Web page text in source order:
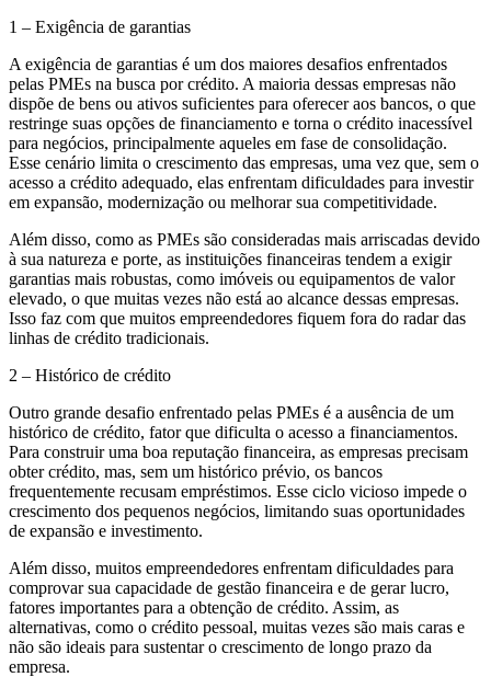
1 – Exigência de garantias
A exigência de garantias é um dos maiores desafios enfrentados
pelas PMEs na busca por crédito. A maioria dessas empresas não
dispõe de bens ou ativos suficientes para oferecer aos bancos, o que
restringe suas opções de financiamento e torna o crédito inacessível
para negócios, principalmente aqueles em fase de consolidação.
Esse cenário limita o crescimento das empresas, uma vez que, sem o
acesso a crédito adequado, elas enfrentam dificuldades para investir
em expansão, modernização ou melhorar sua competitividade.
Além disso, como as PMEs são consideradas mais arriscadas devido
à sua natureza e porte, as instituições financeiras tendem a exigir
garantias mais robustas, como imóveis ou equipamentos de valor
elevado, o que muitas vezes não está ao alcance dessas empresas.
Isso faz com que muitos empreendedores fiquem fora do radar das
linhas de crédito tradicionais.
2 – Histórico de crédito
Outro grande desafio enfrentado pelas PMEs é a ausência de um
histórico de crédito, fator que dificulta o acesso a financiamentos.
Para construir uma boa reputação financeira, as empresas precisam
obter crédito, mas, sem um histórico prévio, os bancos
frequentemente recusam empréstimos. Esse ciclo vicioso impede o
crescimento dos pequenos negócios, limitando suas oportunidades
de expansão e investimento.
Além disso, muitos empreendedores enfrentam dificuldades para
comprovar sua capacidade de gestão financeira e de gerar lucro,
fatores importantes para a obtenção de crédito. Assim, as
alternativas, como o crédito pessoal, muitas vezes são mais caras e
não são ideais para sustentar o crescimento de longo prazo da
empresa.